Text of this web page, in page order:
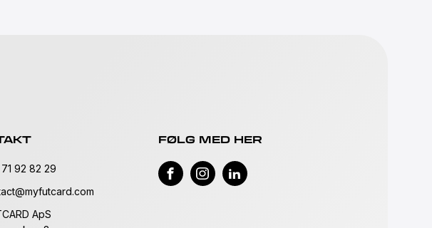
92 82 29
ApS
FØLG MED HER